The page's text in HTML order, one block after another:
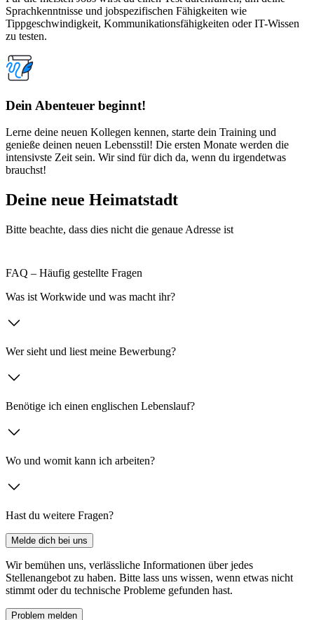
Sprachkenntnisse und jobspezifischen Fähigkeiten wie
Tippgeschwindigkeit, Kommunikationsfähigkeiten oder IT-Wissen
zu testen.
Dein Abenteuer beginnt!
Lerne deine neuen Kollegen kennen, starte dein Training und
genieße deinen neuen Lebensstil! Die ersten Monate werden die
intensivste Zeit sein. Wir sind für dich da, wenn du irgendetwas
brauchst!
Deine neue Heimatstadt
Bitte beachte, dass dies nicht die genaue Adresse ist
FAQ – Häufig gestellte Fragen
Was ist Workwide und was macht ihr?
Wer sieht und liest meine Bewerbung?
Benötige ich einen englischen Lebenslauf?
Wo und womit kann ich arbeiten?
Hast du weitere Fragen?
Melde dich bei uns
Wir bemühen uns, verlässliche Informationen über jedes
Stellenangebot zu haben. Bitte lass uns wissen, wenn etwas nicht
stimmt oder du technische Probleme gefunden hast.
Problem melden